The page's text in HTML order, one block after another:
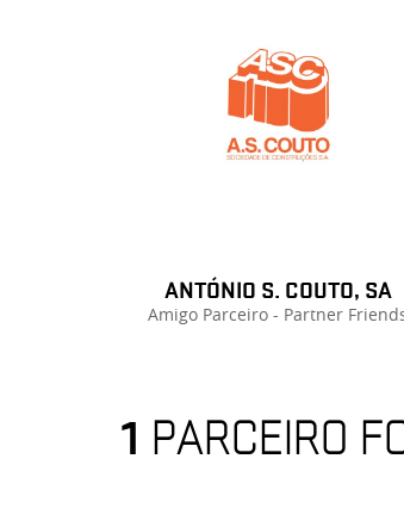
ANTÓNIO S. COUTO, SA
Amigo Parceiro - Partner
1 PARCEIRO